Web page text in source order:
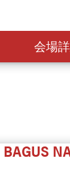
会場